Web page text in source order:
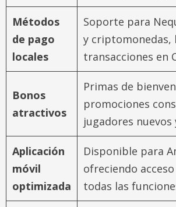
Métodos
de pago
locales
Soporte para
y criptomonedas,
transacciones en
Bonos
atractivos
Primas de
promociones
jugadores
Aplicación
móvil
optimizada
Disponible para
ofreciendo
todas las